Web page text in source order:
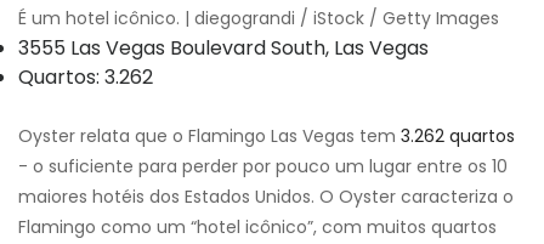
É um hotel icônico. | diegograndi / iStock / Getty Images
3555 Las Vegas Boulevard South, Las Vegas
Quartos: 3.262
Oyster relata que o Flamingo Las Vegas tem 3.262 quartos
- o suficiente para perder por pouco um lugar entre os 10
maiores hotéis dos Estados Unidos. O Oyster caracteriza o
Flamingo como um “hotel icônico”, com muitos quartos